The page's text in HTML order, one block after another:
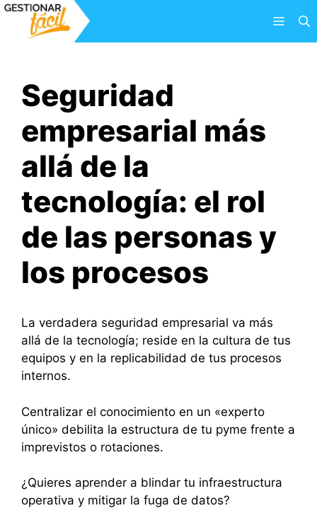
Saltar
Menú
Seguridad
empresarial más
allá de la
tecnología: el rol
de las personas y
los procesos
La verdadera seguridad empresarial va más
allá de la tecnología; reside en la cultura de tus
equipos y en la replicabilidad de tus procesos
internos.
Centralizar el conocimiento en un «experto
único» debilita la estructura de tu pyme frente a
imprevistos o rotaciones.
¿Quieres aprender a blindar tu infraestructura
operativa y mitigar la fuga de datos?